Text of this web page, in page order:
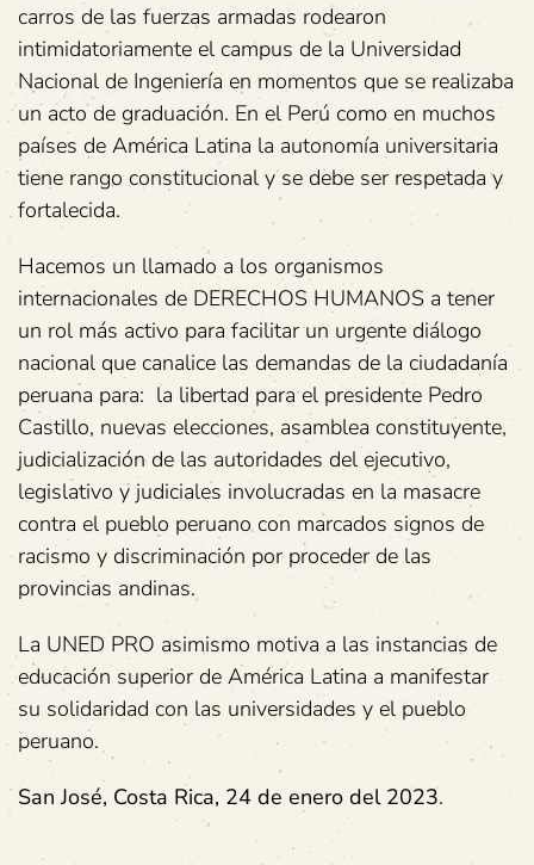
carros de las fuerzas armadas rodearon
intimidatoriamente el campus de la Universidad
Nacional de Ingeniería en momentos que se realizaba
un acto de graduación. En el Perú como en muchos
países de América Latina la autonomía universitaria
tiene rango constitucional y se debe ser respetada y
fortalecida.
Hacemos un llamado a los organismos
internacionales de DERECHOS HUMANOS a tener
un rol más activo para facilitar un urgente diálogo
nacional que canalice las demandas de la ciudadanía
peruana para: la libertad para el presidente Pedro
Castillo, nuevas elecciones, asamblea constituyente,
judicialización de las autoridades del ejecutivo,
legislativo y judiciales involucradas en la masacre
contra el pueblo peruano con marcados signos de
racismo y discriminación por proceder de las
provincias andinas.
La UNED PRO asimismo motiva a las instancias de
educación superior de América Latina a manifestar
su solidaridad con las universidades y el pueblo
peruano.
San José, Costa Rica, 24 de enero del 2023.